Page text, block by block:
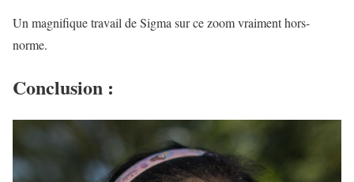
Un magnifique travail de Sigma sur ce zoom vraiment hors-
norme.
Conclusion :